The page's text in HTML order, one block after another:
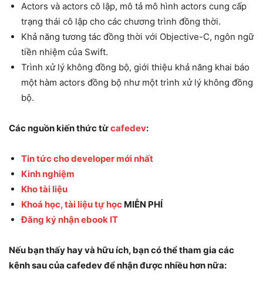
Actors và actors cô lập, mô tả mô hình actors cung cấp
trạng thái cô lập cho các chương trình đồng thời.
Khả năng tương tác đồng thời với Objective-C, ngôn ngữ
tiền nhiệm của Swift.
Trình xử lý không đồng bộ, giới thiệu khả năng khai báo
một hàm actors đồng bộ như một trình xử lý không đồng
bộ.
Các nguồn kiến thức từcafedev:
Tin tức cho developer mới nhất
Kinh nghiệm
Kho tài liệu
Khoá học, tài liệu tự học MIỄN PHÍ
Đăng ký nhận ebook IT
Nếu bạn thấy hay và hữu ích, bạn có thể tham gia các
kênh sau của cafedev để nhận được nhiều hơn nữa: